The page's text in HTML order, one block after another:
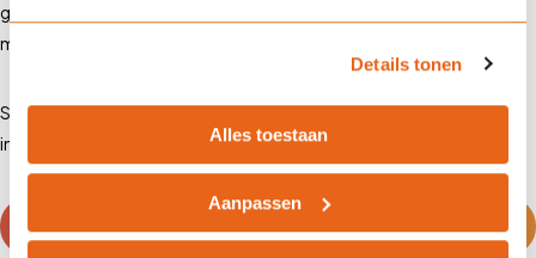
Details tonen
Alles toestaan
Aanpassen
gaat om vragen over
mogelijkheden van ons CRM-systeem, we helpen je graag verder.
Samen met jou kijken we vooruit naar een toekomst waarin gemak,
innovatie en veiligheid centraal staan.